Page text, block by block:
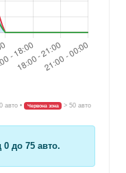
авто • Червона зона > 50 авто
0до 75авто.